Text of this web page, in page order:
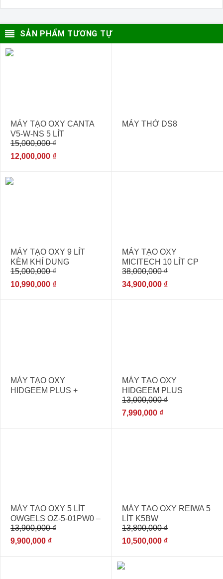
SẢN PHẨM TƯƠNG TỰ
- 20%
MÁY TẠO OXY CANTA
V5-W-NS 5 LÍT
15,000,000₫
12,000,000 ₫
MÁY THỞ DS8
- 27%
MÁY TẠO OXY 9 LÍT
KÈM KHÍ DUNG
YOBEKAN
15,000,000₫
10,990,000 ₫
MÁY TẠO OXY
MICITECH 10 LÍT CP
101 CÓ XÔNG MŨI
38,000,000₫
34,900,000 ₫
MÁY TẠO OXY
HIDGEEM PLUS +
MÁY TẠO OXY
HIDGEEM PLUS
13,000,000₫
7,990,000 ₫
MÁY TẠO OXY 5 LÍT
OWGELS OZ-5-01PW0 –
CÓ XÔNG MŨI
13,900,000₫
9,900,000 ₫
MÁY TẠO OXY REIWA 5
LÍT K5BW
13,800,000₫
10,500,000 ₫
- 11%